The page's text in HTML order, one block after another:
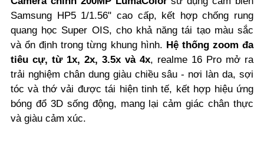
Samsung HP5 1/1.56" cao cấp, kết hợp chống rung
quang học Super OIS, cho khả năng tái tạo màu sắc
và ổn định trong từng khung hình. Hệ thống zoom đa
tiêu cự, từ 1x, 2x, 3.5x và 4x, realme 16 Pro mở ra
trải nghiệm chân dung giàu chiều sâu - nơi làn da, sợi
tóc và thớ vải được tái hiện tinh tế, kết hợp hiệu ứng
bóng đổ 3D sống động, mang lại cảm giác chân thực
và giàu cảm xúc.